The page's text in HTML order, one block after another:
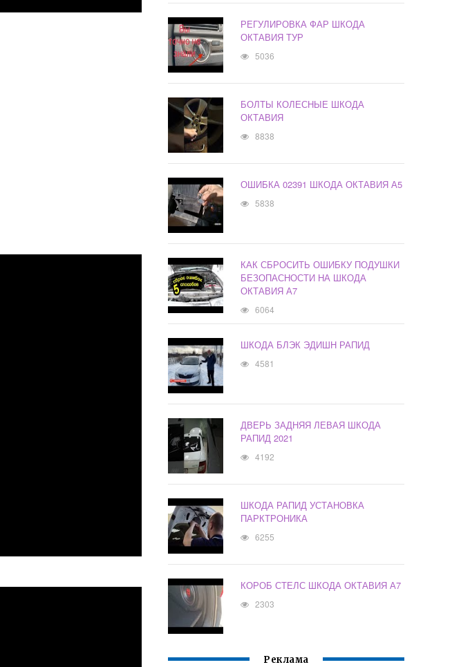
РЕГУЛИРОВКА ФАР ШКОДА
ОКТАВИЯ ТУР
5036
БОЛТЫ КОЛЕСНЫЕ ШКОДА
ОКТАВИЯ
8838
ОШИБКА 02391 ШКОДА ОКТАВИЯ А5
5838
КАК СБРОСИТЬ ОШИБКУ ПОДУШКИ
БЕЗОПАСНОСТИ НА ШКОДА
ОКТАВИЯ А7
6064
ШКОДА БЛЭК ЭДИШН РАПИД
4581
ДВЕРЬ ЗАДНЯЯ ЛЕВАЯ ШКОДА
РАПИД 2021
4192
ШКОДА РАПИД УСТАНОВКА
ПАРКТРОНИКА
6255
КОРОБ СТЕЛС ШКОДА ОКТАВИЯ А7
2303
Реклама